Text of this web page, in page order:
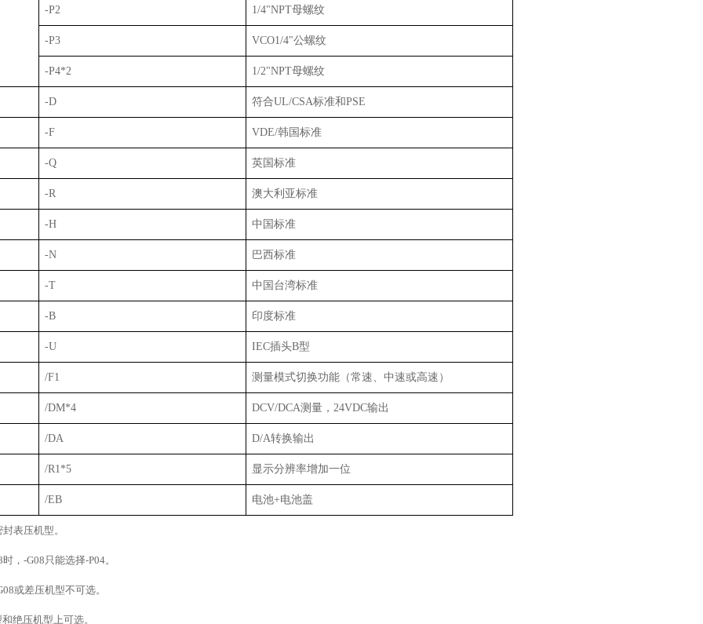
-P2 1/4"NPT母螺纹
-P3 VCO1/4"公螺纹
-P4*2 1/2"NPT母螺纹
-D 符合UL/CSA标准和PSE
-F VDE/韩国标准
-Q 英国标准
-R 澳大利亚标准
-H 中国标准
-N 巴西标准
-T 中国台湾标准
-B 印度标准
-U IEC插头B型
/F1 测量模式切换功能（常速、中速或高速）
/DM*4 DCV/DCA测量， 24VDC输出
/DA D/A转换输出
/R1*5 显示分辨率增加一位
/EB 电池+电池盖
表压机型。
时， -G08只能选择-P04。
或差压机型不可选。
绝压机型上可选。